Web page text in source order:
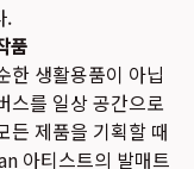
.
품
한 생활용품이 아닙
스를 일상 공간으로
든 제품을 기획할 때
아티스트의 발매트